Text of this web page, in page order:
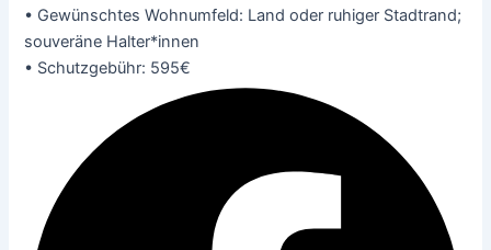
• Gewünschtes Wohnumfeld: Land oder ruhiger Stadtrand;
souveräne Halter*innen
• Schutzgebühr: 595€